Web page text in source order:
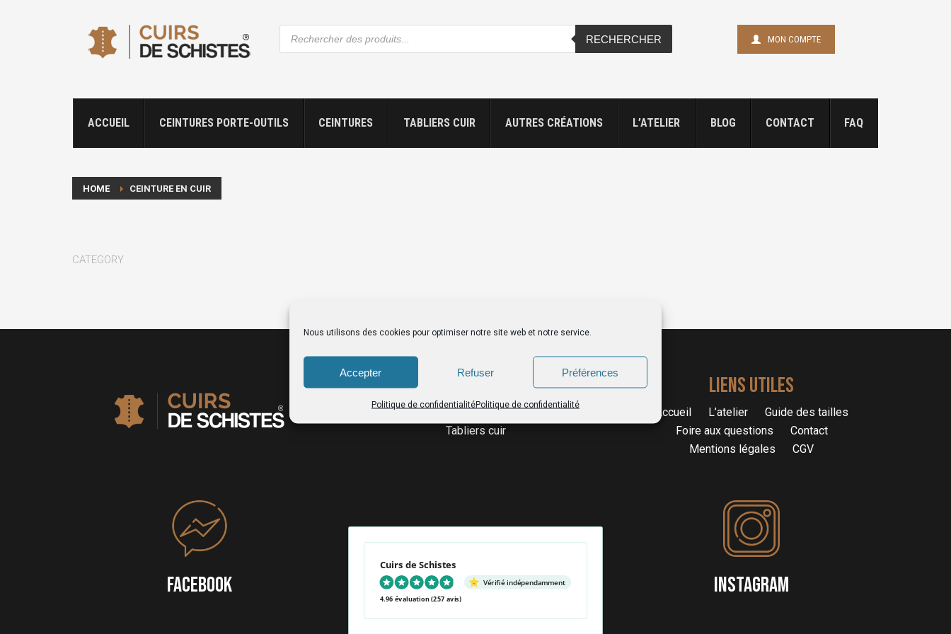
Nous utilisons des cookies pour optimiser notre site web et notre service.
Accepter Refuser Préférences
Politique de confidentialitéPolitique de confidentialité
Recherche
de
produits
RECHERCHER MON COMPTE
ACCUEIL CEINTURES PORTE-OUTILS CEINTURES TABLIERS CUIR AUTRES CRÉATIONS L’ATELIER BLOG CONTACT FAQ
HOME CEINTURE EN CUIR
CATEGORY
Ceintures porte-outils
Sacs femme
Tabliers cuir
LIENS UTILES
Accueil L’atelier
Guide des tailles
Foire aux questions
Contact
Mentions légales
CGV
FACEBOOK
Cuirs de Schistes
Vérifié indépendamment
4.96 évaluation(257 avis)
INSTAGRAM